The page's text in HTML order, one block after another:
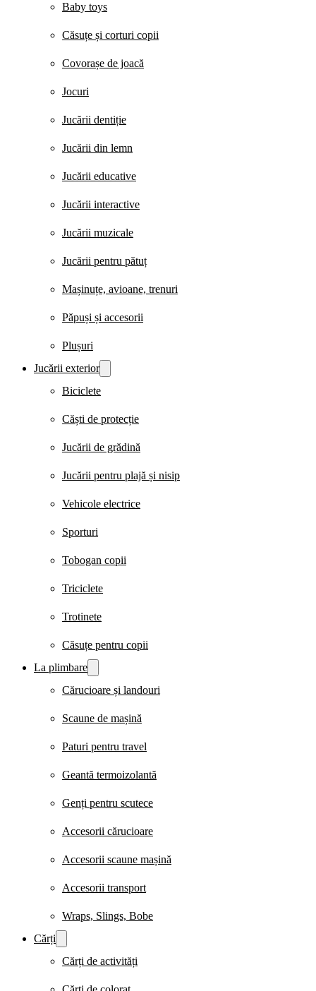
Baby toys
Căsuțe și corturi copii
Covorașe de joacă
Jocuri
Jucării dentiție
Jucării din lemn
Jucării educative
Jucării interactive
Jucării muzicale
Jucării pentru pătuț
Mașinuțe, avioane, trenuri
Păpuși și accesorii
Plușuri
Jucării exterior
Biciclete
Căști de protecție
Jucării de grădină
Jucării pentru plajă și nisip
Vehicole electrice
Sporturi
Tobogan copii
Triciclete
Trotinete
Căsuțe pentru copii
La plimbare
Cărucioare și landouri
Scaune de mașină
Paturi pentru travel
Geantă termoizolantă
Genți pentru scutece
Accesorii cărucioare
Accesorii scaune mașină
Accesorii transport
Wraps, Slings, Bobe
Cărți
Cărți de activități